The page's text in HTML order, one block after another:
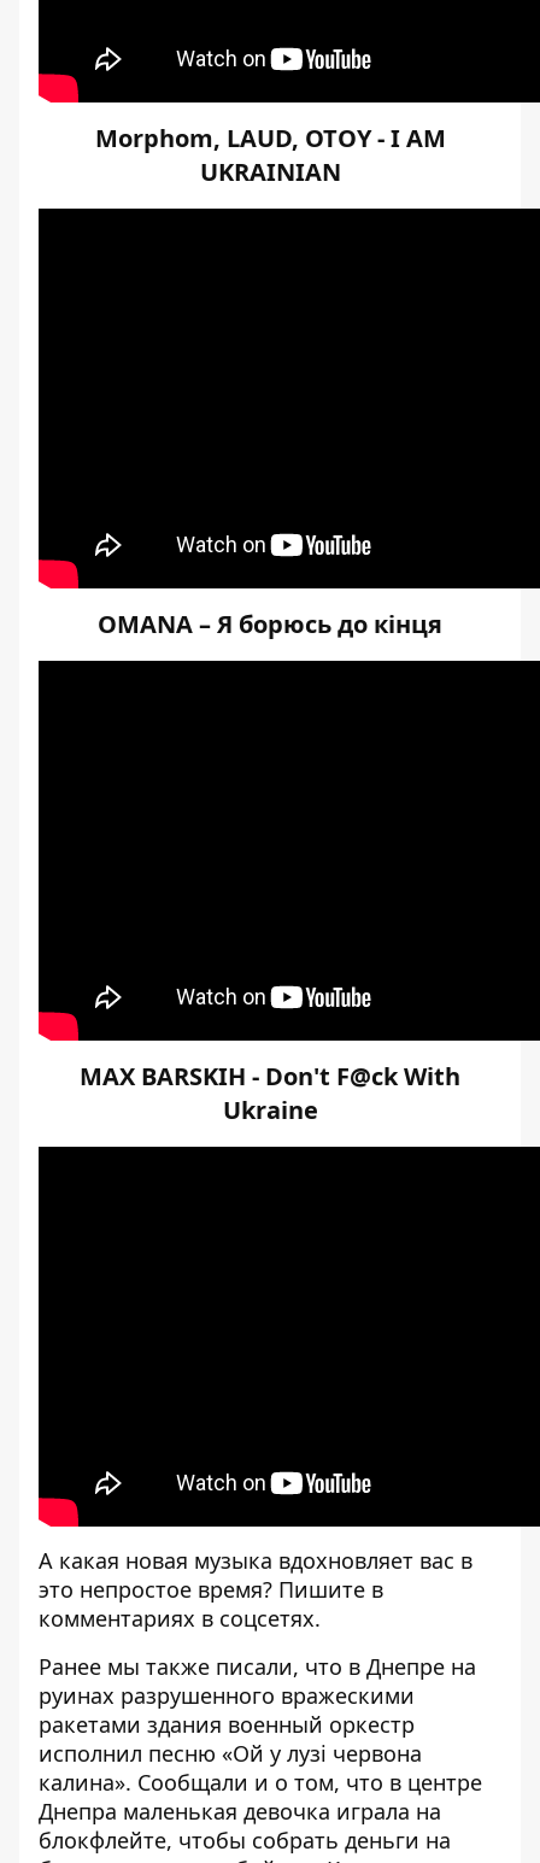
Morphom, LAUD, OTOY - I AM
UKRAINIAN
OMANA – Я борюсь до кінця
MAX BARSKIH - Don't F@ck With
Ukraine
А какая новая музыка вдохновляет вас в
это непростое время? Пишите в
комментариях в соцсетях.
Ранее мы также писали, что в Днепре на
руинах разрушенного вражескими
ракетами здания военный оркестр
исполнил песню «Ой у лузі червона
калина». Сообщали и о том, что в центре
Днепра маленькая девочка играла на
блокфлейте, чтобы собрать деньги на